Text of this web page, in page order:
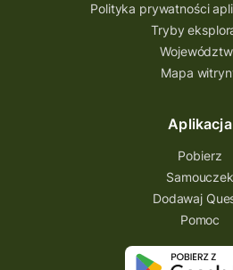
Park Etnograficzny w
Park Etnograficzny
Hutniczy Ostrowiec
gry
gry
Polityka prywatności
Tryby
Mapa
Aplikacja
Pobierz
Samouczek
Dodawaj
Pomoc